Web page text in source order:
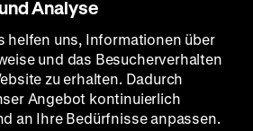
Dabui, Skip Norman, D: Conrad
Berry, Ortrud Beginnen, Rainer
Ingrid Caven, 97‘
Analyse
helfen uns, Informationen über
und das Besucherverhalten
zu erhalten. Dadurch
Angebot kontinuierlich
an Ihre Bedürfnisse anpassen.